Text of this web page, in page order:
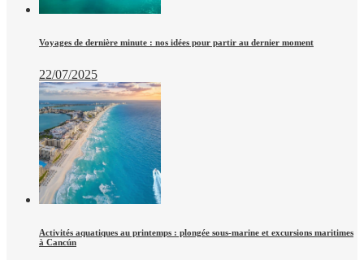
Voyages de dernière minute : nos idées pour partir au dernier moment
22/07/2025
Activités aquatiques au printemps : plongée sous-marine et excursions maritimes
à Cancún